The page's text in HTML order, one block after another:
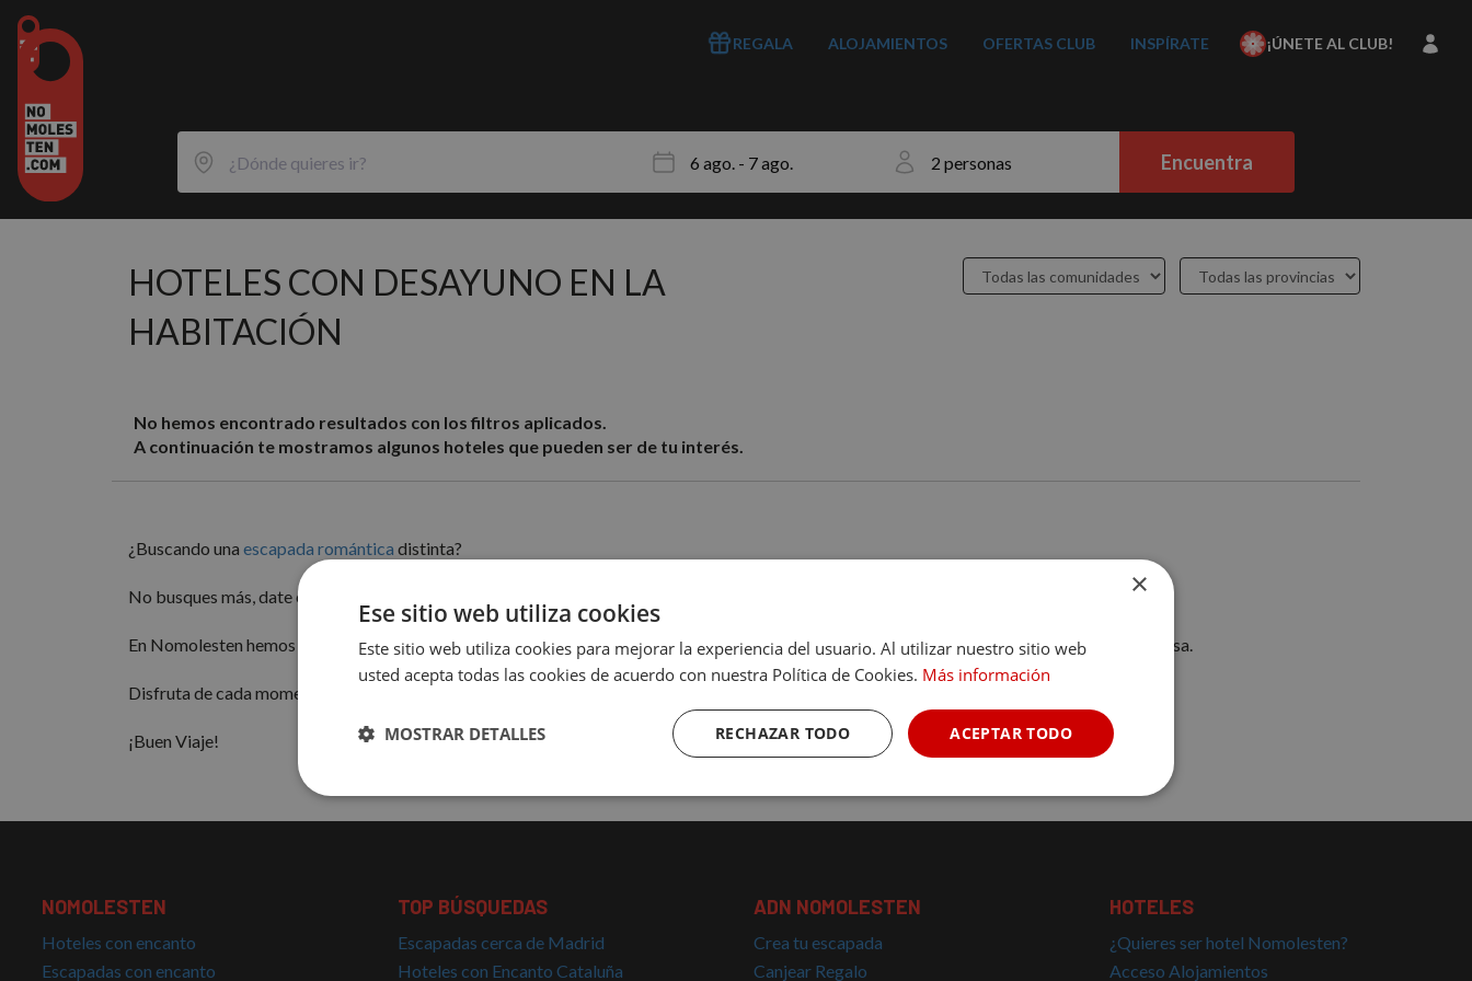
REGALA ALOJAMIENTOS OFERTAS CLUB INSPÍRATE ¡ÚNETE AL CLUB!
Encuentra
HOTELES CON DESAYUNO EN LA
HABITACIÓN
No hemos encontrado resultados con los filtros aplicados.
A continuación te mostramos algunos hoteles que pueden ser de tu interés.
¿Buscando una escapada romántica distinta?
No busques más, date el gustazo de disfrutar de tu tiempo sin prisas, con total intimidad y romanticismo.
En Nomolesten hemos seleccionado Hoteles con Encanto con Desayuno en la habitación, para que te tomes el tiempo necesario para cada cosa.
Disfruta de cada momento y el desayuno no tiene porque ser menos.
¡Buen Viaje!
NOMOLESTEN
Hoteles con encanto
Escapadas con encanto
TOP BÚSQUEDAS
Escapadas cerca de Madrid
Hoteles con Encanto Cataluña
ADN NOMOLESTEN
Crea tu escapada
Canjear Regalo
HOTELES
¿Quieres ser hotel Nomolesten?
Acceso Alojamientos
×
Ese sitio web utiliza cookies
Este sitio web utiliza cookies para mejorar la experiencia del usuario. Al utilizar nuestro sitio web
usted acepta todas las cookies de acuerdo con nuestra Política de Cookies. Más información
ACEPTAR TODO
RECHAZAR TODO
MOSTRAR DETALLES
Cookies
estrictamente
Cookies de
rendimiento
Cookies de
preferencias
Cookies de
funcionalidad
Cookies no
clasificadas